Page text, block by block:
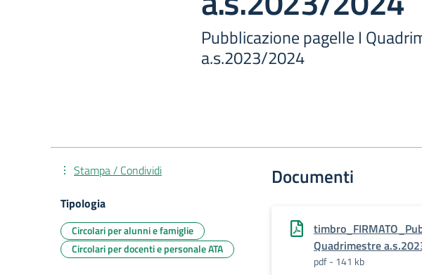
Pubblicazione pagelle I
a.s.2023/2024
Documenti
Quadrimestre
pdf - 141 kb
Stampa / Condividi
Tipologia
Circolari per alunni e famiglie
Circolari per docenti e personale ATA